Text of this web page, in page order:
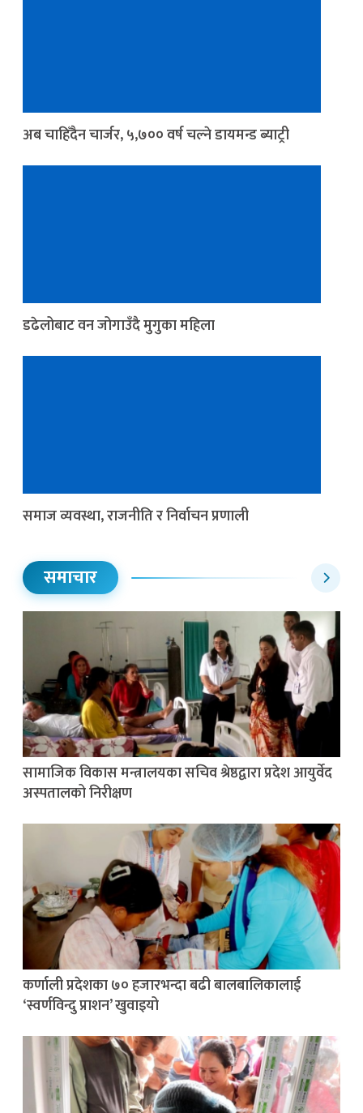
अब चाहिँदैन चार्जर, ५,७०० वर्ष चल्ने डायमन्ड ब्याट्री
डढेलोबाट वन जोगाउँदै मुगुका महिला
समाज व्यवस्था, राजनीति र निर्वाचन प्रणाली
समाचार
सामाजिक विकास मन्त्रालयका सचिव श्रेष्ठद्वारा प्रदेश आयुर्वेद
अस्पतालको निरीक्षण
कर्णाली प्रदेशका ७० हजारभन्दा बढी बालबालिकालाई
‘स्वर्णविन्दु प्राशन’ खुवाइयो